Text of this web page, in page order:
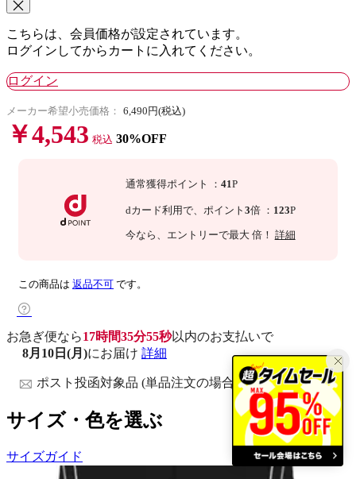
こちらは、会員価格が設定されています。
ログインしてからカートに入れてください。
ログイン
メーカー希望小売価格： 6,490円(税込)
￥4,543 税込 30%OFF
通常獲得ポイント ： 41P
dカード利用で、 ポイント 3倍 ： 123P
今なら 、エントリーで最大 倍！ 詳細
この商品は 返品不可 です。
お急ぎ便なら17時間35分54秒以内のお支払いで
8月10日(月)にお届け 詳細
ポスト投函対象品 (単品注文の場合)
サイズ・色を選ぶ
サイズガイド